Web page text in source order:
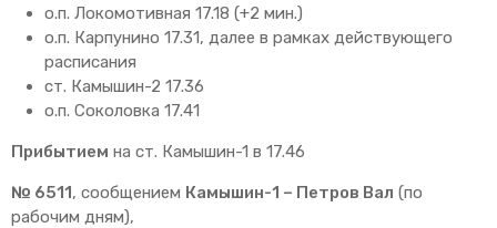
о.п. Локомотивная 17.18 (+2 мин.)
о.п. Карпунино 17.31, далее в рамках действующего
расписания
ст. Камышин-2 17.36
о.п. Соколовка 17.41
Прибытием на ст. Камышин-1 в 17.46
№ 6511, сообщением Камышин-1 – Петров Вал (по
рабочим дням),